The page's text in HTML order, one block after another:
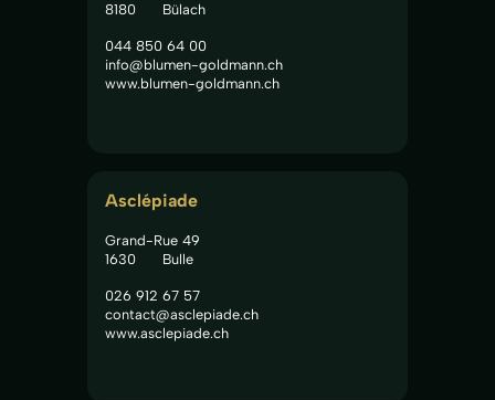
8180
Bülach
044 850 64 00
info@blumen-goldmann.ch
www.blumen-goldmann.ch
Asclépiade
Grand-Rue 49
1630
Bulle
026 912 67 57
contact@asclepiade.ch
www.asclepiade.ch